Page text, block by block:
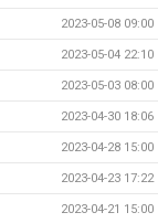
2023-05-08 09:00
2023-05-04 22:10
2023-05-03 08:00
2023-04-30 18:06
2023-04-28 15:00
2023-04-23 17:22
2023-04-21 15:00